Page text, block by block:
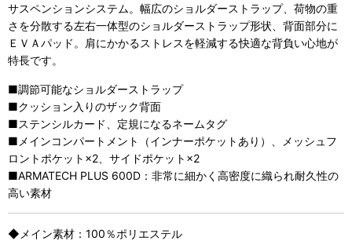
サスペンションシステム。幅広のショルダーストラップ、荷物の重
さを分散する左右一体型のショルダーストラップ形状、背面部分に
ＥＶＡパッド。肩にかかるストレスを軽減する快適な背負い心地が
特長です。
■調節可能なショルダーストラップ
■クッション入りのザック背面
■ステンシルカード、定規になるネームタグ
■メインコンパートメント（インナーポケットあり）、メッシュフ
ロントポケット×2、サイドポケット×2
■ARMATECH PLUS 600D：非常に細かく高密度に織られ耐久性の
高い素材
◆メイン素材：100％ポリエステル